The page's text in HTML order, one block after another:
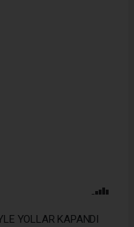
YOLLAR KAPANDI